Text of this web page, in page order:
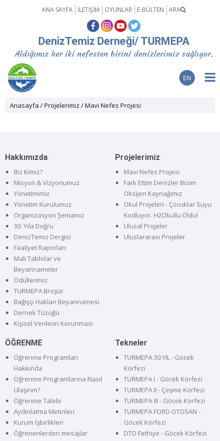
EN
ANA SAYFA İLETİŞİM OYUNLAR E-BÜLTEN ARA
DenizTemiz Derneği/ TURMEPA
Aldığımız her iki nefesten birini denizlerimiz sağlıyor.
Anasayfa Projelerimiz Mavi Nefes Projesi
Hakkımızda
Biz Kimiz?
Misyon & Vizyonumuz
Yönetimimiz
Yönetim Kurulumuz
Organizasyon Şemamız
30. Yıla Doğru
DenizTemiz Dergisi
Faaliyet Raporları
Mali Tablolar ve
Beyannameler
Ödüllerimiz
TURMEPA Broşür
Bağışçı Hakları Beyannamesi
Dernek Tüzüğü
Kişisel Verilerin Korunması
Projelerimiz
Mavi Nefes Projesi
Fark Ettim Denizler Bizim
Oksijen Kaynağımız
Okul Projeleri - Çocuklar Suyu
Kodluyor. H2Okullu Oldu!
Ulusal Projeler
Uluslararası Projeler
ÖĞRENME
Öğrenme Programları
Hakkında
Öğrenme Programlarına Nasıl
Ulaşırım?
Öğrenme Talebi
Aydınlatma Metinleri
Kurum İşbirlikleri
Öğrenenlerden mesajlar
Tekneler
TURMEPA 30.YIL - Göcek
Körfezi
TURMEPA I - Göcek Körfezi
TURMEPA II - Çeşme Körfezi
TURMEPA III - Göcek Körfezi
TURMEPA FORD OTOSAN -
Göcek Körfezi
DTO Fethiye - Göcek Körfezi